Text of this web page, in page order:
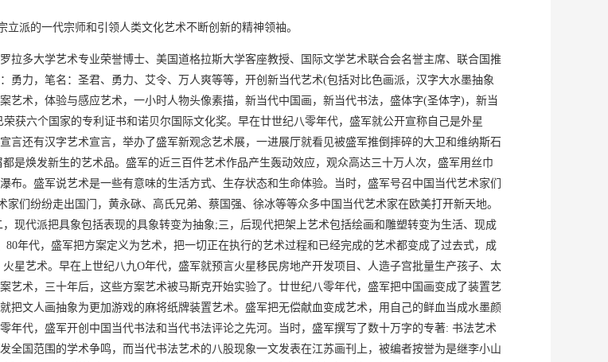
派的一代宗师和引领人类文化艺术不断创新的精神领袖。
拉多大学艺术专业荣誉博士、美国道格拉斯大学客座教授、国际文学艺术联合会名誉主席、联合国推
勇力，笔名：圣君、勇力、艾令、万人爽等等，开创新当代艺术(包括对比色画派，汉字大水墨抽象
艺术，体验与感应艺术，一小时人物头像素描，新当代中国画，新当代书法，盛体字(圣体字)，新当
获六个国家的专利证书和诺贝尔国际文化奖。早在廿世纪八零年代，盛军就公开宣称自己是外星
言还有汉字艺术宣言，举办了盛军新观念艺术展，一进展厅就看见被盛军推倒摔碎的大卫和维纳斯石
是焕发新生的艺术品。盛军的近三百件艺术作品产生轰动效应，观众高达三十万人次，盛军用丝巾
。盛军说艺术是一些有意味的生活方式、生存状态和生命体验。当时，盛军号召中国当代艺术家们
们纷纷走出国门，黄永砯、高氏兄弟、蔡国强、徐冰等等众多中国当代艺术家在欧美打开新天地。
现代派把具象包括表现的具象转变为抽象;三，后现代把架上艺术包括绘画和雕塑转变为生活、现成
年代，盛军把方案定义为艺术，把一切正在执行的艺术过程和已经完成的艺术都变成了过去式，成
星艺术。早在上世纪八九O年代，盛军就预言火星移民房地产开发项目、人造子宫批量生产孩子、太
艺术，三十年后，这些方案艺术被马斯克开始实验了。廿世纪八零年代，盛军把中国画变成了装置艺
把文人画抽象为更加游戏的麻将纸牌装置艺术。盛军把无偿献血变成艺术，用自己的鲜血当成水墨颜
年代，盛军开创中国当代书法和当代书法评论之先河。当时，盛军撰写了数十万字的专著: 书法艺术
全国范围的学术争鸣，而当代书法艺术的八股现象一文发表在江苏画刊上，被编者按誉为是继李小山